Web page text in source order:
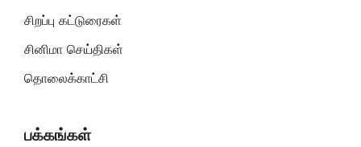
சிறப்பு கட்டுரைகள்
சினிமா செய்திகள்
தொலைக்காட்சி
பக்கங்கள்